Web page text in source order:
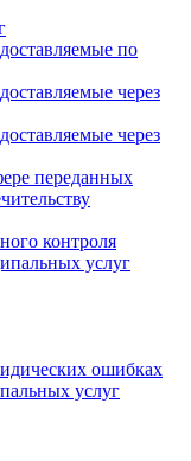
по
через
через
переданных
контроля
услуг
ошибках
услуг